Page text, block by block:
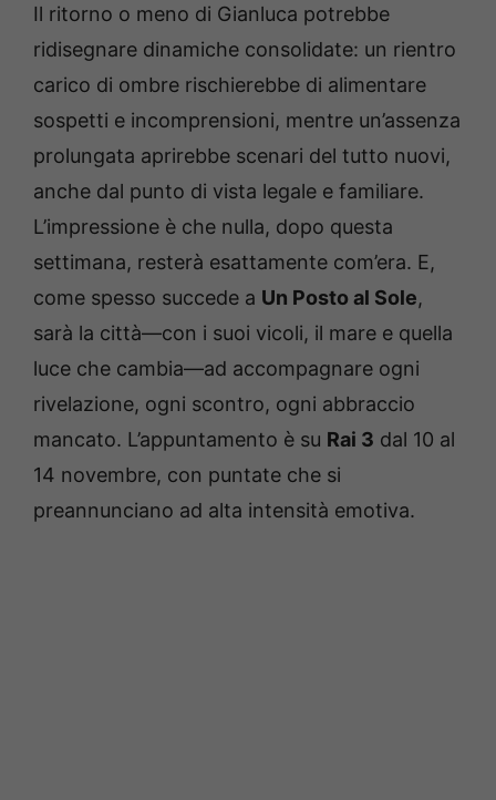
Il ritorno o meno di Gianluca potrebbe
ridisegnare dinamiche consolidate: un rientro
carico di ombre rischierebbe di alimentare
sospetti e incomprensioni, mentre un’assenza
prolungata aprirebbe scenari del tutto nuovi,
anche dal punto di vista legale e familiare.
L’impressione è che nulla, dopo questa
settimana, resterà esattamente com’era. E,
come spesso succede a Un Posto al Sole,
sarà la città—con i suoi vicoli, il mare e quella
luce che cambia—ad accompagnare ogni
rivelazione, ogni scontro, ogni abbraccio
mancato. L’appuntamento è su Rai 3 dal 10 al
14 novembre, con puntate che si
preannunciano ad alta intensità emotiva.